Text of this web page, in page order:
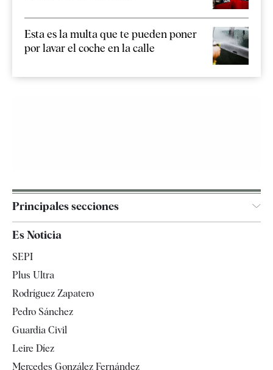
Esta es la multa que te pueden poner
por lavar el coche en la calle
Principales secciones
Televisión
Es Noticia
SEPI
Plus Ultra
Rodríguez Zapatero
Pedro Sánchez
Guardia Civil
Leire Díez
Mercedes González Fernández